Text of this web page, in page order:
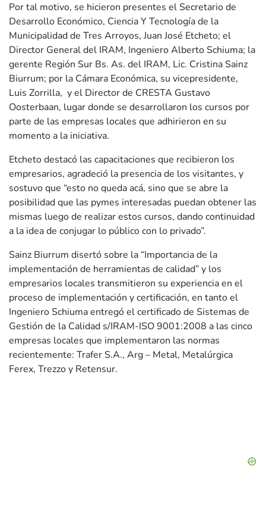
Por tal motivo, se hicieron presentes el Secretario de
Desarrollo Económico, Ciencia Y Tecnología de la
Municipalidad de Tres Arroyos, Juan José Etcheto; el
Director General del IRAM, Ingeniero Alberto Schiuma; la
gerente Región Sur Bs. As. del IRAM, Lic. Cristina Sainz
Biurrum; por la Cámara Económica, su vicepresidente,
Luis Zorrilla, y el Director de CRESTA Gustavo
Oosterbaan, lugar donde se desarrollaron los cursos por
parte de las empresas locales que adhirieron en su
momento a la iniciativa.
Etcheto destacó las capacitaciones que recibieron los
empresarios, agradeció la presencia de los visitantes, y
sostuvo que “esto no queda acá, sino que se abre la
posibilidad que las pymes interesadas puedan obtener las
mismas luego de realizar estos cursos, dando continuidad
a la idea de conjugar lo público con lo privado”.
Sainz Biurrum disertó sobre la “Importancia de la
implementación de herramientas de calidad” y los
empresarios locales transmitieron su experiencia en el
proceso de implementación y certificación, en tanto el
Ingeniero Schiuma entregó el certificado de Sistemas de
Gestión de la Calidad s/IRAM-ISO 9001:2008 a las cinco
empresas locales que implementaron las normas
recientemente: Trafer S.A., Arg – Metal, Metalúrgica
Ferex, Trezzo y Retensur.